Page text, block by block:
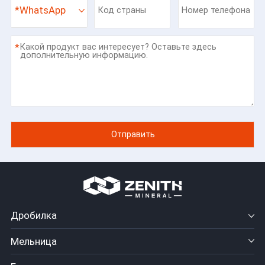
*WhatsApp
*
Дробилка
Мельница